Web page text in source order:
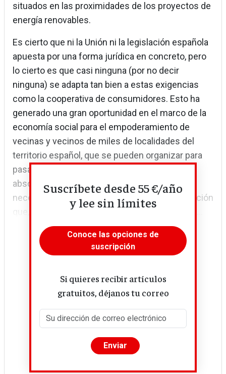
situados en las proximidades de los proyectos de
energía renovables.
Es cierto que ni la Unión ni la legislación española
apuesta por una forma jurídica en concreto, pero
lo cierto es que casi ninguna (por no decir
ninguna) se adapta tan bien a estas exigencias
como la cooperativa de consumidores. Esto ha
generado una gran oportunidad en el marco de la
economía social para el empoderamiento de
vecinas y vecinos de miles de localidades del
territorio español, que se pueden organizar para
pasar de agentes pasivos a agentes
absolutamente activos y protagonistas de la
necesaria transición energética. Es una revolución
que, en cierta forma, ya ha sucedido en países...
Suscríbete desde 55 €/año
y lee sin límites
Conoce las opciones de
suscripción
Si quieres recibir artículos
gratuitos, déjanos tu correo